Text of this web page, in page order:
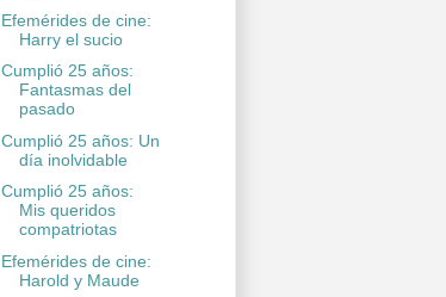
Efemérides de cine:
Harry el sucio
Cumplió 25 años:
Fantasmas del
pasado
Cumplió 25 años: Un
día inolvidable
Cumplió 25 años:
Mis queridos
compatriotas
Efemérides de cine:
Harold y Maude